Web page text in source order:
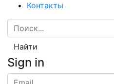
Контакты
Найти
Sign in